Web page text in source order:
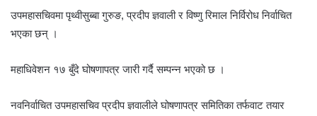
उपमहासचिवमा पृथ्वीसुब्बा गुरुङ, प्रदीप ज्ञवाली र विष्णु रिमाल निर्विरोध निर्वाचित
भएका छन् ।
महाधिवेशन १७ बुँदे घोषणापत्र जारी गर्दै सम्पन्न भएको छ ।
नवनिर्वाचित उपमहासचिव प्रदीप ज्ञवालीले घोषणापत्र समितिका तर्फवाट तयार